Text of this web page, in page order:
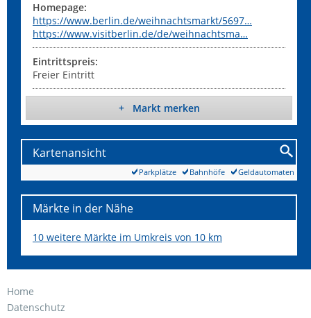
Homepage:
https://www.berlin.de/weihnachtsmarkt/5697…
https://www.visitberlin.de/de/weihnachtsma…
Eintrittspreis:
Freier Eintritt
+ Markt merken
Kartenansicht
Geldautomaten
Bahnhöfe
Parkplätze
Märkte in der Nähe
10 weitere Märkte im Umkreis von 10 km
Home
Datenschutz